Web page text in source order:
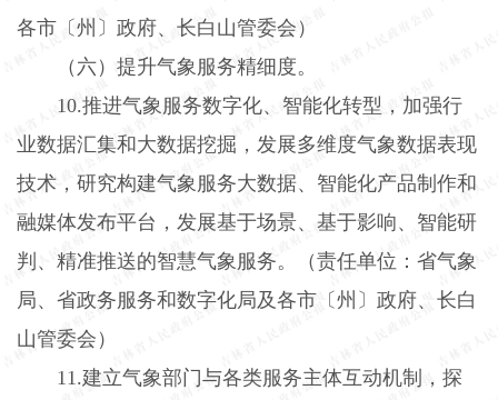
各市〔州〕政府、长白山管委会）
（六）提升气象服务精细度。
10.推进气象服务数字化、智能化转型，加强行
业数据汇集和大数据挖掘，发展多维度气象数据表现
技术，研究构建气象服务大数据、智能化产品制作和
融媒体发布平台，发展基于场景、基于影响、智能研
判、精准推送的智慧气象服务。（责任单位：省气象
局、省政务服务和数字化局及各市〔州〕政府、长白
山管委会）
11.建立气象部门与各类服务主体互动机制，探